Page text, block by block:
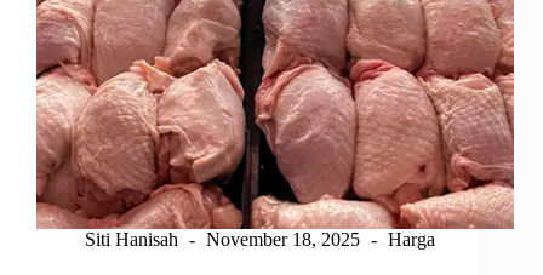
Siti Hanisah November 18, 2025 Harga